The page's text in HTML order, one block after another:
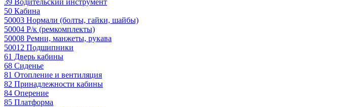
39 Водительский инструмент
50 Кабина
50003 Нормали (болты, гайки, шайбы)
50004 Р/к (ремкомплекты)
50008 Ремни, манжеты, рукава
50012 Подшипники
61 Дверь кабины
68 Сиденье
81 Отопление и вентиляция
82 Принадлежности кабины
84 Оперение
85 Платформа